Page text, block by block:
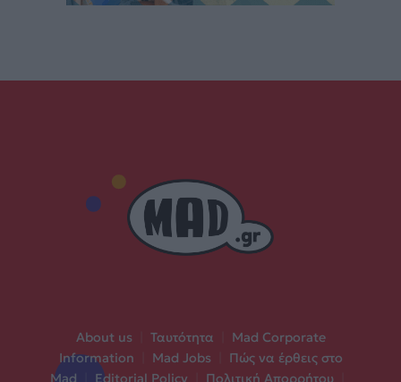
About us Ταυτότητα
Mad Corporate
Information
Mad Jobs
Πώς να έρθεις στο
Mad
Editorial Policy Πολιτική Απορρήτου